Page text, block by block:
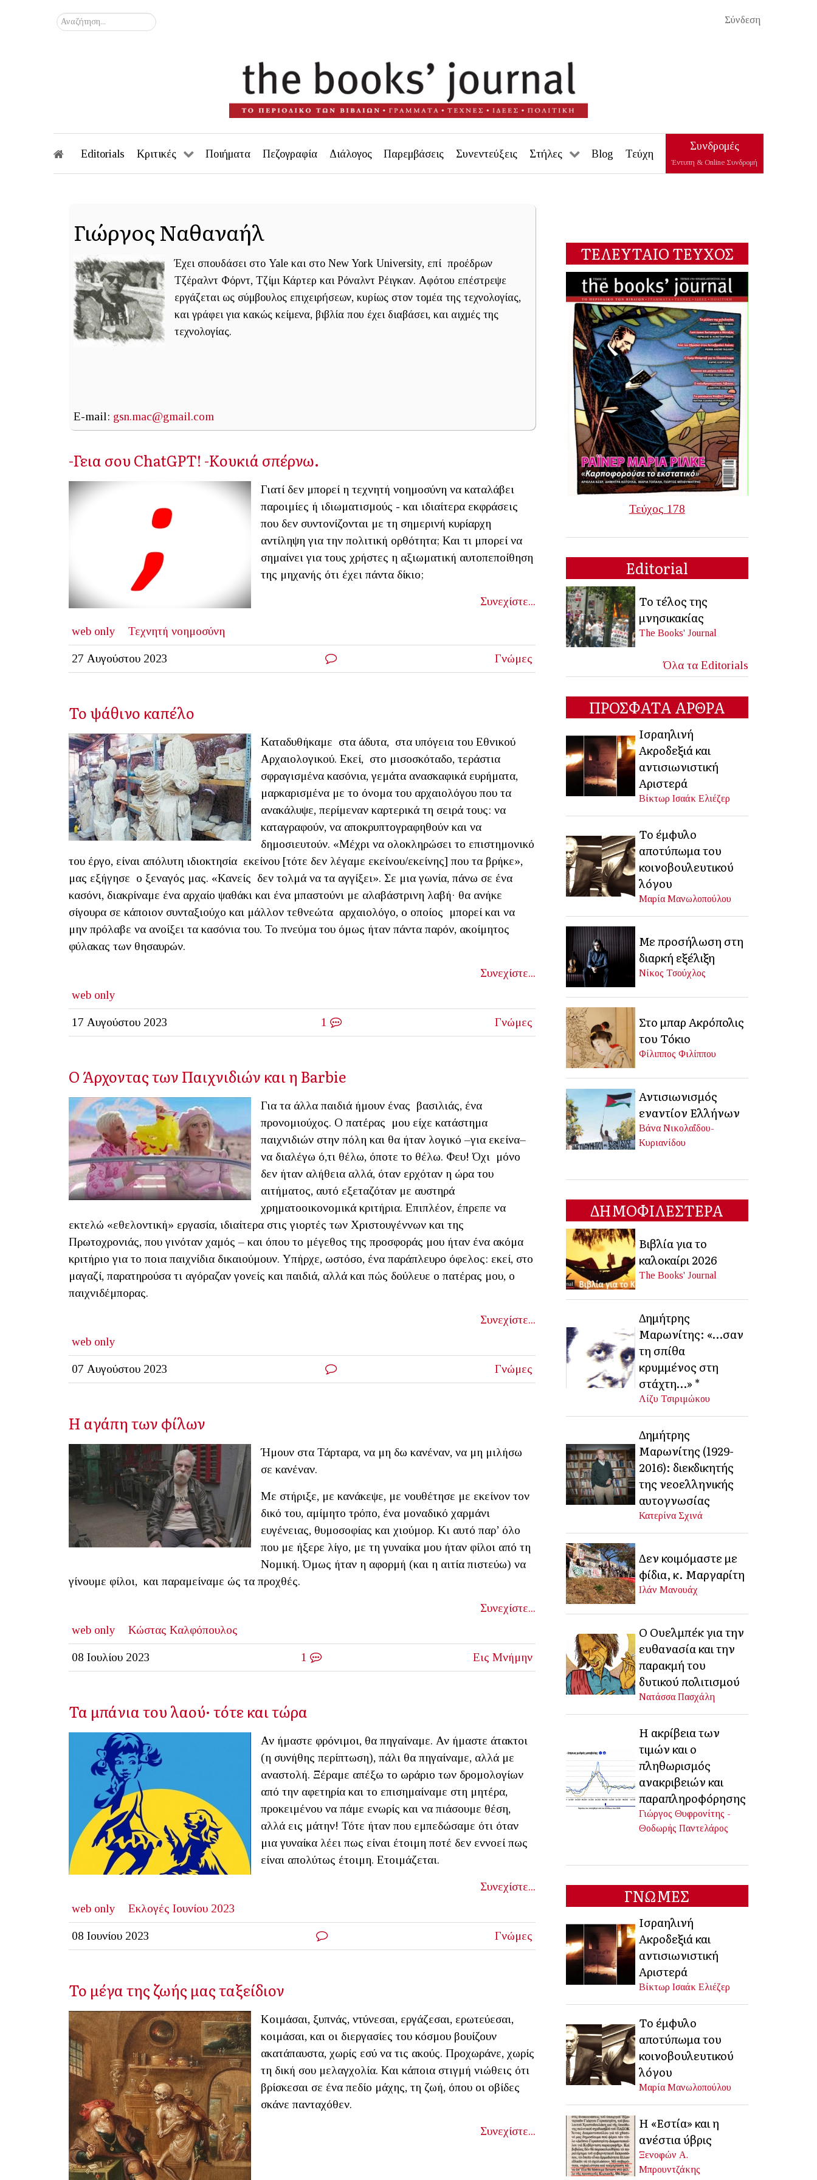
Σύνδεση
Αναζήτηση...
Editorials Κριτικές Ποιήματα Πεζογραφία Διάλογος Παρεμβάσεις Συνεντεύξεις Στήλες Blog Τεύχη
Συνδρομές
Έντυπη & Online Συνδρομή
Γιώργος Ναθαναήλ
Έχει σπουδάσει στο Yale και στο New York University, επί προέδρων
Τζέραλντ Φόρντ, Τζίμι Κάρτερ και Ρόναλντ Ρέιγκαν. Αφότου επέστρεψε
εργάζεται ως σύμβουλος επιχειρήσεων, κυρίως στον τομέα της τεχνολογίας,
και γράφει για κακώς κείμενα, βιβλία που έχει διαβάσει, και αιχμές της
τεχνολογίας.
E-mail: gsn.mac@gmail.com
-Γεια σου ChatGPT! -Κουκιά σπέρνω.
Γιατί δεν μπορεί η τεχνητή νοημοσύνη να καταλάβει
παροιμίες ή ιδιωματισμούς - και ιδιαίτερα εκφράσεις
που δεν συντονίζονται με τη σημερινή κυρίαρχη
αντίληψη για την πολιτική ορθότητα; Και τι μπορεί να
σημαίνει για τους χρήστες η αξιωματική αυτοπεποίθηση
της μηχανής ότι έχει πάντα δίκιο;
Συνεχίστε...
web only Τεχνητή νοημοσύνη
27 Αυγούστου 2023 Γνώμες
Το ψάθινο καπέλο
Καταδυθήκαμε στα άδυτα, στα υπόγεια του Εθνικού
Αρχαιολογικού. Εκεί, στο μισοσκόταδο, τεράστια
σφραγισμένα κασόνια, γεμάτα ανασκαφικά ευρήματα,
μαρκαρισμένα με το όνομα του αρχαιολόγου που τα
ανακάλυψε, περίμεναν καρτερικά τη σειρά τους: να
καταγραφούν, να αποκρυπτογραφηθούν και να
δημοσιευτούν. «Μέχρι να ολοκληρώσει το επιστημονικό
του έργο, είναι απόλυτη ιδιοκτησία εκείνου [τότε δεν λέγαμε εκείνου/εκείνης] που τα βρήκε»,
μας εξήγησε ο ξεναγός μας. «Κανείς δεν τολμά να τα αγγίξει». Σε μια γωνία, πάνω σε ένα
κασόνι, διακρίναμε ένα αρχαίο ψαθάκι και ένα μπαστούνι με αλαβάστρινη λαβή· θα ανήκε
σίγουρα σε κάποιον συνταξιούχο και μάλλον τεθνεώτα αρχαιολόγο, ο οποίος μπορεί και να
μην πρόλαβε να ανοίξει τα κασόνια του. Το πνεύμα του όμως ήταν πάντα παρόν, ακοίμητος
φύλακας των θησαυρών.
Συνεχίστε...
web only
17 Αυγούστου 2023 1 Γνώμες
Ο Άρχοντας των Παιχνιδιών και η Barbie
Για τα άλλα παιδιά ήμουν ένας βασιλιάς, ένα
προνομιούχος. Ο πατέρας μου είχε κατάστημα
παιχνιδιών στην πόλη και θα ήταν λογικό –για εκείνα–
να διαλέγω ό,τι θέλω, όποτε το θέλω. Φευ! Όχι μόνο
δεν ήταν αλήθεια αλλά, όταν ερχόταν η ώρα του
αιτήματος, αυτό εξεταζόταν με αυστηρά
χρηματοοικονομικά κριτήρια. Επιπλέον, έπρεπε να
εκτελώ «εθελοντική» εργασία, ιδιαίτερα στις γιορτές των Χριστουγέννων και της
Πρωτοχρονιάς, που γινόταν χαμός – και όπου το μέγεθος της προσφοράς μου ήταν ένα ακόμα
κριτήριο για το ποια παιχνίδια δικαιούμουν. Υπήρχε, ωστόσο, ένα παράπλευρο όφελος: εκεί, στο
μαγαζί, παρατηρούσα τι αγόραζαν γονείς και παιδιά, αλλά και πώς δούλευε ο πατέρας μου, ο
παιχνιδέμπορας.
Συνεχίστε...
web only
07 Αυγούστου 2023 Γνώμες
Η αγάπη των φίλων
Ήμουν στα Τάρταρα, να μη δω κανέναν, να μη μιλήσω
σε κανέναν.
Με στήριξε, με κανάκεψε, με νουθέτησε με εκείνον τον
δικό του, αμίμητο τρόπο, ένα μοναδικό χαρμάνι
ευγένειας, θυμοσοφίας και χιούμορ. Κι αυτό παρ’ όλο
που με ήξερε λίγο, με τη γυναίκα μου ήταν φίλοι από τη
Νομική. Όμως ήταν η αφορμή (και η αιτία πιστεύω) να
γίνουμε φίλοι, και παραμείναμε ώς τα προχθές.
Συνεχίστε...
web only
Κώστας Καλφόπουλος
08 Ιουλίου 2023 1 Εις Μνήμην
Τα μπάνια του λαού· τότε και τώρα
Αν ήμαστε φρόνιμοι, θα πηγαίναμε. Αν ήμαστε άτακτοι
(η συνήθης περίπτωση), πάλι θα πηγαίναμε, αλλά με
αναστολή. Ξέραμε απέξω το ωράριο των δρομολογίων
από την αφετηρία και το επισημαίναμε στη μητέρα,
προκειμένου να πάμε ενωρίς και να πιάσουμε θέση,
αλλά εις μάτην! Τότε ήταν που εμπεδώσαμε ότι όταν
μια γυναίκα λέει πως είναι έτοιμη ποτέ δεν εννοεί πως
είναι απολύτως έτοιμη. Ετοιμάζεται.
Συνεχίστε...
web only
Εκλογές Ιουνίου 2023
08 Ιουνίου 2023 Γνώμες
Το μέγα της ζωής μας ταξείδιον
Κοιμάσαι, ξυπνάς, ντύνεσαι, εργάζεσαι, ερωτεύεσαι,
κοιμάσαι, και οι διεργασίες του κόσμου βουίζουν
ακατάπαυστα, χωρίς εσύ να τις ακούς. Προχωράνε, χωρίς
τη δική σου μελαγχολία. Και κάποια στιγμή νιώθεις ότι
βρίσκεσαι σε ένα πεδίο μάχης, τη ζωή, όπου οι οβίδες
σκάνε πανταχόθεν.
Συνεχίστε...
ΤΕΛΕΥΤΑΙΟ ΤΕΥΧΟΣ
Τεύχος 178
Editorial
Το τέλος της
μνησικακίας
The Books' Journal
Όλα τα Editorials
ΠΡΟΣΦΑΤΑ ΑΡΘΡΑ
Ισραηλινή
Ακροδεξιά και
αντισιωνιστική
Αριστερά
Βίκτωρ Ισαάκ Ελιέζερ
Το έμφυλο
αποτύπωμα του
κοινοβουλευτικού
λόγου
Μαρία Μανωλοπούλου
Με προσήλωση στη
διαρκή εξέλιξη
Νίκος Τσούχλος
Στο μπαρ Ακρόπολις
του Τόκιο
Φίλιππος Φιλίππου
Αντισιωνισμός
εναντίον Ελλήνων
Βάνα Νικολαΐδου-
Κυριανίδου
ΔΗΜΟΦΙΛΕΣΤΕΡΑ
Βιβλία για το
καλοκαίρι 2026
The Books' Journal
Δημήτρης
Μαρωνίτης: «…σαν
τη σπίθα
κρυμμένος στη
στάχτη…» *
Λίζυ Τσιριμώκου
Δημήτρης
Μαρωνίτης (1929-
2016): διεκδικητής
της νεοελληνικής
αυτογνωσίας
Κατερίνα Σχινά
Δεν κοιμόμαστε με
φίδια, κ. Μαργαρίτη
Ιλάν Μανουάχ
Ο Ουελμπέκ για την
ευθανασία και την
παρακμή του
δυτικού πολιτισμού
Νατάσσα Πασχάλη
Η ακρίβεια των
τιμών και ο
πληθωρισμός
ανακριβειών και
παραπληροφόρησης
Γιώργος Θυφρονίτης -
Θοδωρής Παντελάρος
ΓΝΩΜΕΣ
Ισραηλινή
Ακροδεξιά και
αντισιωνιστική
Αριστερά
Βίκτωρ Ισαάκ Ελιέζερ
Το έμφυλο
αποτύπωμα του
κοινοβουλευτικού
λόγου
Μαρία Μανωλοπούλου
Η «Εστία» και η
ανέστια ύβρις
Ξενοφών Α.
Μπρουντζάκης